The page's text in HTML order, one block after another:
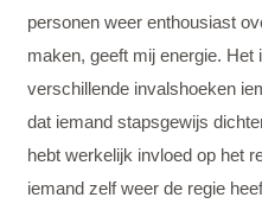
personen weer enthousiast
maken, geeft mij energie. Het
verschillende invalshoeken
dat iemand stapsgewijs
hebt werkelijk invloed op het
iemand zelf weer de regie